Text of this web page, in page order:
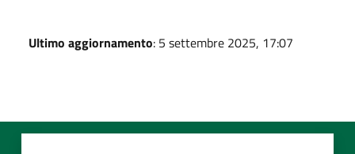
Ultimo aggiornamento: 5 settembre 2025, 17:07